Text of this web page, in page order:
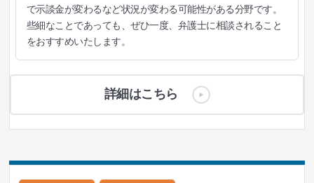
で示談金が変わるなど状況が変わる可能性がある分野です。
些細なことであっても、ぜひ一度、弁護士に相談されること
をおすすめいたします。
詳細はこちら